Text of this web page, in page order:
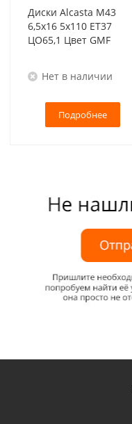
Диски Alcasta M43
6,5x16 5x110 ET37
ЦО65,1 Цвет GMF
Нет в наличии
Подробнее